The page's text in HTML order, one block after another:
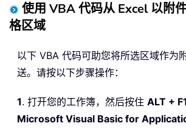
使用 VBA 代码从 Excel 以附
格区域
以下 VBA 代码可助您将所选区域作为
送。请按以下步骤操作：
1. 打开您的工作簿，然后按住 ALT +
Microsoft Visual Basic for